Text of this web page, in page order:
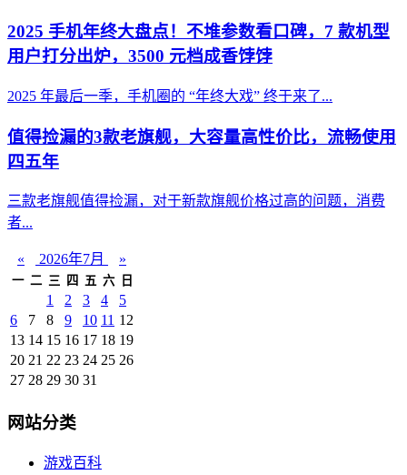
2025 手机年终大盘点！不堆参数看口碑，7 款机型
用户打分出炉，3500 元档成香饽饽
2025 年最后一季，手机圈的 “年终大戏” 终于来了...
值得捡漏的3款老旗舰，大容量高性价比，流畅使用
四五年
三款老旗舰值得捡漏，对于新款旗舰价格过高的问题，消费
者...
« 2026年7月 »
一 二 三 四 五 六 日
1 2 3 4
5
6
7 8 9 10 11 12
13 14 15 16 17 18 19
20 21 22 23 24 25 26
27 28 29 30 31
网站分类
游戏百科